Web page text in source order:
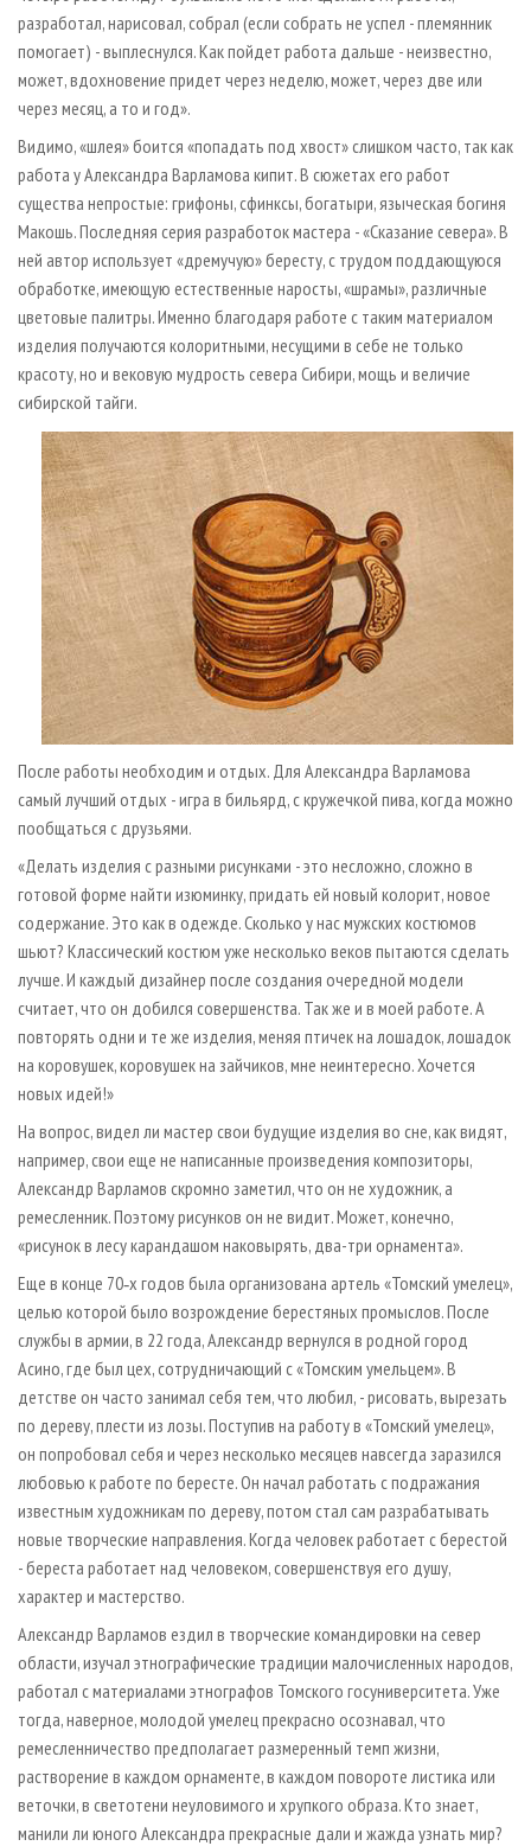
разработал, нарисовал, собрал (если собрать не успел - племянник
помогает) - выплеснулся. Как пойдет работа дальше - неизвестно,
может, вдохновение придет через неделю, может, через две или
через месяц, а то и год».
Видимо, «шлея» боится «попадать под хвост» слишком часто, так как
работа у Александра Варламова кипит. В сюжетах его работ
существа непростые: грифоны, сфинксы, богатыри, языческая богиня
Макошь. Последняя серия разработок мастера - «Сказание севера». В
ней автор использует «дремучую» бересту, с трудом поддающуюся
обработке, имеющую естественные наросты, «шрамы», различные
цветовые палитры. Именно благодаря работе с таким материалом
изделия получаются колоритными, несущими в себе не только
красоту, но и вековую мудрость севера Сибири, мощь и величие
сибирской тайги.
После работы необходим и отдых. Для Александра Варламова
самый лучший отдых - игра в бильярд, с кружечкой пива, когда можно
пообщаться с друзьями.
«Делать изделия с разными рисунками - это несложно, сложно в
готовой форме найти изюминку, придать ей новый колорит, новое
содержание. Это как в одежде. Сколько у нас мужских костюмов
шьют? Классический костюм уже несколько веков пытаются сделать
лучше. И каждый дизайнер после создания очередной модели
считает, что он добился совершенства. Так же и в моей работе. А
повторять одни и те же изделия, меняя птичек на лошадок, лошадок
на коровушек, коровушек на зайчиков, мне неинтересно. Хочется
новых идей!»
На вопрос, видел ли мастер свои будущие изделия во сне, как видят,
например, свои еще не написанные произведения композиторы,
Александр Варламов скромно заметил, что он не художник, а
ремесленник. Поэтому рисунков он не видит. Может, конечно,
«рисунок в лесу карандашом наковырять, два-три орнамента».
Еще в конце 70‑х годов была организована артель «Томский умелец»,
целью которой было возрождение берестяных промыслов. После
службы в армии, в 22 года, Александр вернулся в родной город
Асино, где был цех, сотрудничающий с «Томским умельцем». В
детстве он часто занимал себя тем, что любил, - рисовать, вырезать
по дереву, плести из лозы. Поступив на работу в «Томский умелец»,
он попробовал себя и через несколько месяцев навсегда заразился
любовью к работе по бересте. Он начал работать с подражания
известным художникам по дереву, потом стал сам разрабатывать
новые творческие направления. Когда человек работает с берестой
- береста работает над человеком, совершенствуя его душу,
характер и мастерство.
Александр Варламов ездил в творческие командировки на север
области, изучал этнографические традиции малочисленных народов,
работал с материалами этнографов Томского гос­университета. Уже
тогда, наверное, молодой умелец прекрасно осознавал, что
ремесленничество предполагает размеренный темп жизни,
растворение в каждом орнаменте, в каждом повороте листика или
веточки, в светотени неуловимого и хрупкого образа. Кто знает,
манили ли юного Александра прекрасные дали и жажда узнать мир?